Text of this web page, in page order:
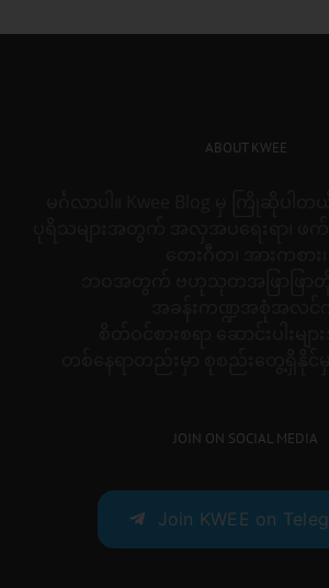
ABOUT KWEE
JOIN ON SOCIAL MEDIA
Join KWEE on